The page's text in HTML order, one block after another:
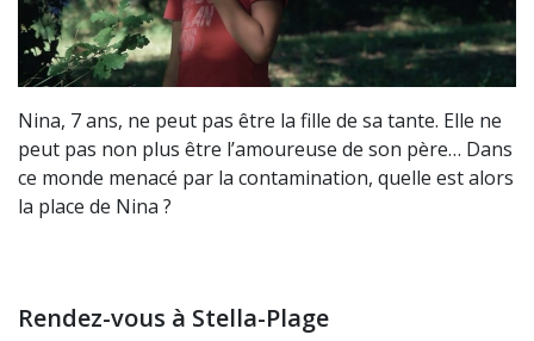
Nina, 7 ans, ne peut pas être la fille de sa tante. Elle ne
peut pas non plus être l’amoureuse de son père… Dans
ce monde menacé par la contamination, quelle est alors
la place de Nina ?
Rendez-vous à Stella-Plage